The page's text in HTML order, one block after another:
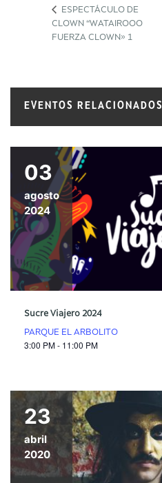
ESPECTÁCULO DE
CLOWN “WATAIROOO
FUERZA CLOWN» 1
EVENTOS RELACIONADOS
03
agosto
2024
Sucre Viajero 2024
PARQUE EL ARBOLITO
3:00 PM - 11:00 PM
23
abril
2020